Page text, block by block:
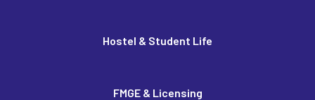
Hostel & Student Life
FMGE & Licensing